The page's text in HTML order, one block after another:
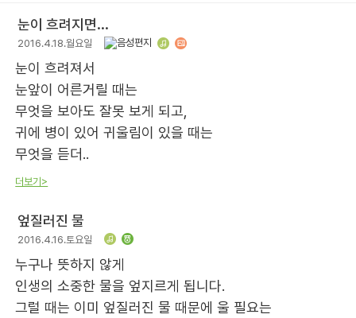
눈이 흐려지면...
2016.4.18.월요일
눈이 흐려져서
눈앞이 어른거릴 때는
무엇을 보아도 잘못 보게 되고,
귀에 병이 있어 귀울림이 있을 때는
무엇을 듣더..
더보기>
엎질러진 물
2016.4.16.토요일
누구나 뜻하지 않게
인생의 소중한 물을 엎지르게 됩니다.
그럴 때는 이미 엎질러진 물 때문에 울 필요는